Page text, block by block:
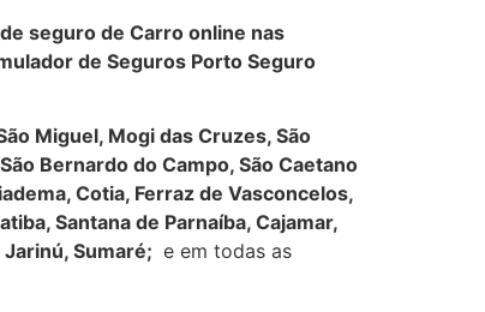
seguro de Carro online nas
de Seguros Porto Seguro
Miguel, Mogi das Cruzes, São
Bernardo do Campo, São Caetano
Cotia, Ferraz de Vasconcelos,
Santana de Parnaíba, Cajamar,
Sumaré; e em todas as